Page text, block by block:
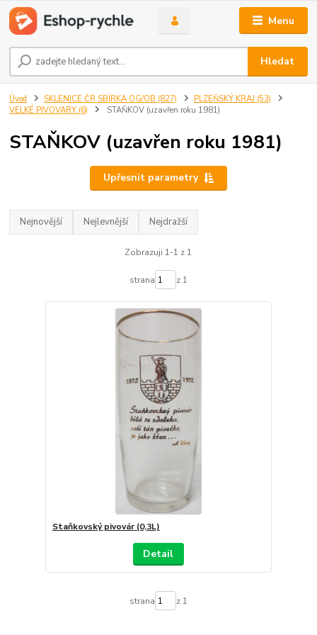
Menu
Hledat
Úvod SKLENICE ČR SBÍRKA OG/OB (827)
PLZEŇSKÝ KRAJ (53)
VELKÉ PIVOVARY (6)
STAŇKOV (uzavřen roku 1981)
STAŇKOV (uzavřen roku 1981)
Upřesnit parametry
Nejnovější Nejlevnější Nejdražší
Zobrazuji 1-1 z 1
strana z 1
Staňkovský pivovár (0,3L)
Detail
strana z 1